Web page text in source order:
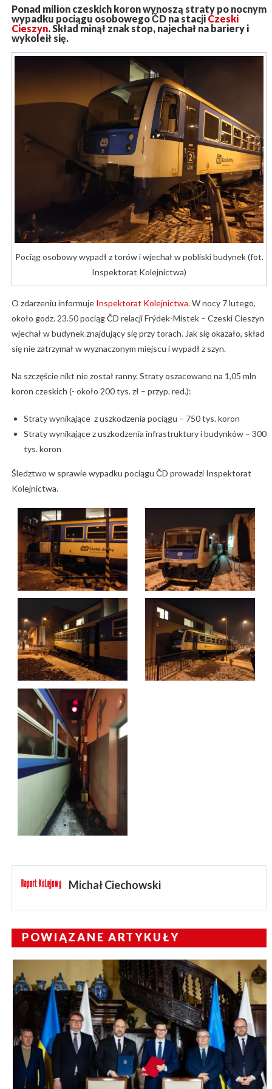
Ponad milion czeskich koron wynoszą straty po nocnym
wypadku pociągu osobowego ČD na stacji Czeski
Cieszyn. Skład minął znak stop, najechał na bariery i
wykoleił się.
Pociąg osobowy wypadł z torów i wjechał w pobliski budynek (fot.
Inspektorat Kolejnictwa)
O zdarzeniu informuje Inspektorat Kolejnictwa. W nocy 7 lutego,
około godz. 23.50 pociąg ČD relacji Frýdek-Místek – Czeski Cieszyn
wjechał w budynek znajdujący się przy torach. Jak się okazało, skład
się nie zatrzymał w wyznaczonym miejscu i wypadł z szyn.
Na szczęście nikt nie został ranny. Straty oszacowano na 1,05 mln
koron czeskich (- około 200 tys. zł – przyp. red.):
Straty wynikające z uszkodzenia pociągu – 750 tys. koron
Straty wynikające z uszkodzenia infrastruktury i budynków – 300
tys. koron
Śledztwo w sprawie wypadku pociągu ČD prowadzi Inspektorat
Kolejnictwa.
Michał Ciechowski
POWIĄZANE ARTYKUŁY